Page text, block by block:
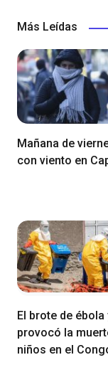
Más Leídas
Mañana de
con viento en
El brote de ébola
provocó la
niños en el